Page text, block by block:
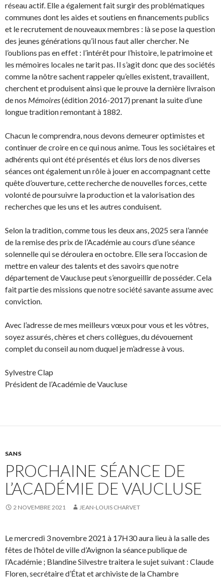
réseau actif. Elle a également fait surgir des problématiques
communes dont les aides et soutiens en financements publics
et le recrutement de nouveaux membres : là se pose la question
des jeunes générations qu’il nous faut aller chercher. Ne
l’oublions pas en effet : l’intérêt pour l’histoire, le patrimoine et
les mémoires locales ne tarit pas. Il s’agit donc que des sociétés
comme la nôtre sachent rappeler qu’elles existent, travaillent,
cherchent et produisent ainsi que le prouve la dernière livraison
de nos Mémoires(édition 2016-2017) prenant la suite d’une
longue tradition remontant à 1882.
Chacun le comprendra, nous devons demeurer optimistes et
continuer de croire en ce qui nous anime. Tous les sociétaires et
adhérents qui ont été présentés et élus lors de nos diverses
séances ont également un rôle à jouer en accompagnant cette
quête d’ouverture, cette recherche de nouvelles forces, cette
volonté de poursuivre la production et la valorisation des
recherches que les uns et les autres conduisent.
Selon la tradition, comme tous les deux ans, 2025 sera l’année
de la remise des prix de l’Académie au cours d’une séance
solennelle qui se déroulera en octobre. Elle sera l’occasion de
mettre en valeur des talents et des savoirs que notre
département de Vaucluse peut s’enorgueillir de posséder. Cela
fait partie des missions que notre société savante assume avec
conviction.
Avec l’adresse de mes meilleurs vœux pour vous et les vôtres,
soyez assurés, chères et chers collègues, du dévouement
complet du conseil au nom duquel je m’adresse à vous.
Sylvestre Clap
Président de l’Académie de Vaucluse
SANS
PROCHAINE SÉANCE DE
L’ACADÉMIE DE VAUCLUSE
2 NOVEMBRE 2021 JEAN-LOUIS CHARVET
Le mercredi 3 novembre 2021 à 17H30 aura lieu à la salle des
fêtes de l’hôtel de ville d’Avignon la séance publique de
l’Académie ; Blandine Silvestre traitera le sujet suivant : Claude
Floren, secrétaire d’État et archiviste de la Chambre